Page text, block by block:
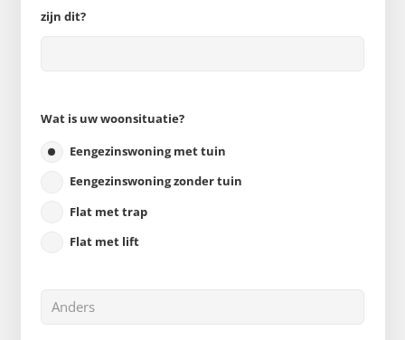
zijn dit?
Wat is uw woonsituatie?
Eengezinswoning met tuin
Eengezinswoning zonder tuin
Flat met trap
Flat met lift